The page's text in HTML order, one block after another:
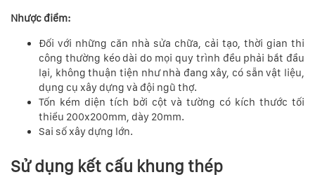
Nhược điểm:
Đối với những căn nhà sửa chữa, cải tạo, thời gian thi
công thường kéo dài do mọi quy trình đều phải bắt đầu
lại, không thuận tiện như nhà đang xây, có sẵn vật liệu,
dụng cụ xây dựng và đội ngũ thợ.
Tốn kém diện tích bởi cột và tường có kích thước tối
thiểu 200x200mm, dày 20mm.
Sai số xây dựng lớn.
Sử dụng kết cấu khung thép